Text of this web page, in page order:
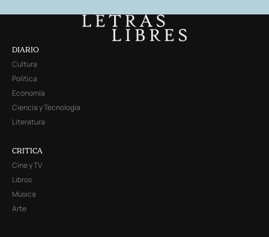
DIARIO
Cultura
Política
Economía
Ciencia y Tecnología
Literatura
CRITICA
Cine y TV
Libros
Música
Arte